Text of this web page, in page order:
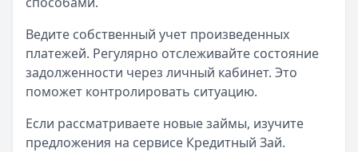
Ведите собственный учет произведенных
платежей. Регулярно отслеживайте состояние
задолженности через личный кабинет. Это
поможет контролировать ситуацию.
Если рассматриваете новые займы, изучите
предложения на сервисе Кредитный Зай.